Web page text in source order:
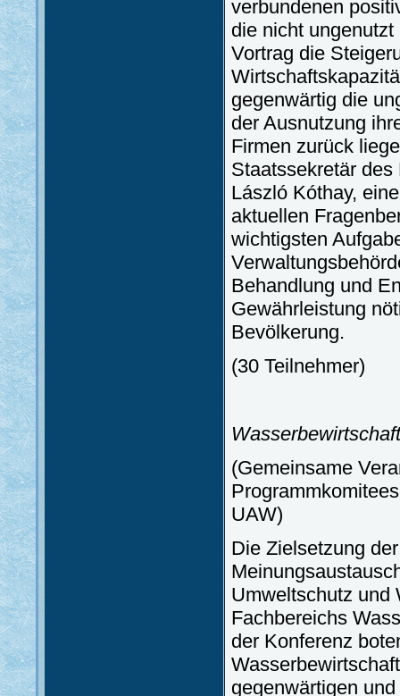
verbundenen
die nicht
Vortrag die
gegenwärtig die
der Ausnutzung
Firmen zurück
Staatssekretär
László Kóthay,
aktuellen
wichtigsten
Behandlung und
Gewährleistung
Bevölkerung.
(30 Teilnehmer)
(Gemeinsame
UAW)
Die Zielsetzung
Umweltschutz und
Fachbereichs
der Konferenz
gegenwärtigen